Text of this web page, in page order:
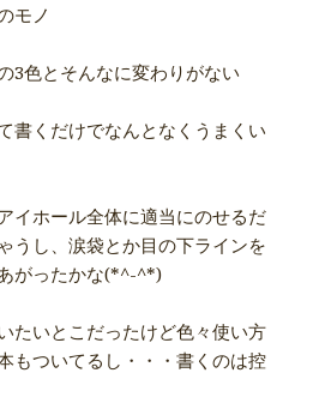
モノ
3色とそんなに変わりがない
書くだけでなんとなくうまくい
イホール全体に適当にのせるだ
うし、涙袋とか目の下ラインを
がったかな(*^-^*)
たいとこだったけど色々使い方
もついてるし・・・書くのは控